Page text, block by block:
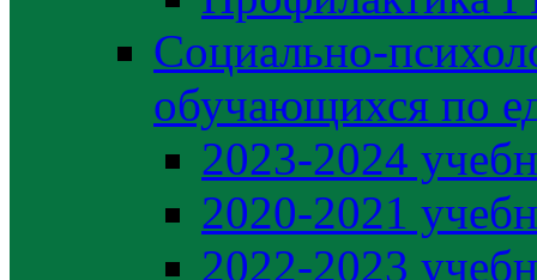
Социально-
обучающихся по
2023-2024
2020-2021
2022-2023